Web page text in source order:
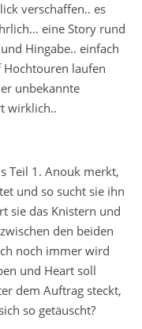
verschaffen.. es
eine Story rund
Hingabe.. einfach
laufen
unbekannte
wirklich..
Teil 1. Anouk merkt,
und so sucht sie ihn
sie das Knistern und
den beiden
noch immer wird
und Heart soll
dem Auftrag steckt,
so getäuscht?